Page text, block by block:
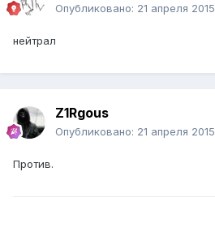
Опубликовано: 21 апреля 2015
нейтрал
Z1Rgous
Опубликовано: 21 апреля 2015
Против.